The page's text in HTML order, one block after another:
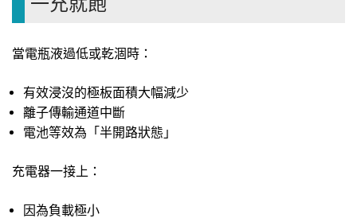
當電瓶液過低或乾涸時：
有效浸沒的極板面積大幅減少
離子傳輸通道中斷
電池等效為「半開路狀態」
充電器一接上：
因為負載極小